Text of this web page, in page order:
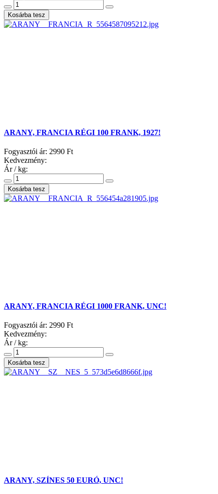
ARANY, FRANCIA RÉGI 100 FRANK, 1927!
Fogyasztói ár: 2990 Ft
Kedvezmény:
Ár / kg:
ARANY, FRANCIA RÉGI 1000 FRANK, UNC!
Fogyasztói ár: 2990 Ft
Kedvezmény:
Ár / kg:
ARANY, SZÍNES 50 EURÓ, UNC!